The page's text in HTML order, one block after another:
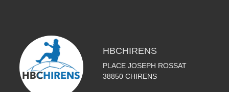
HBCHIRENS
PLACE JOSEPH ROSSAT
38850 CHIRENS